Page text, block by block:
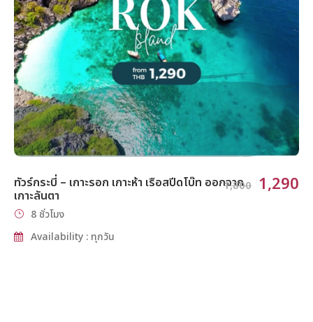
ทัวร์กระบี่ – เกาะรอก เกาะห้า เรือสปีดโบ๊ท ออกจาก
เกาะลันตา
1,800 1,290
8 ชั่วโมง
Availability : ทุกวัน